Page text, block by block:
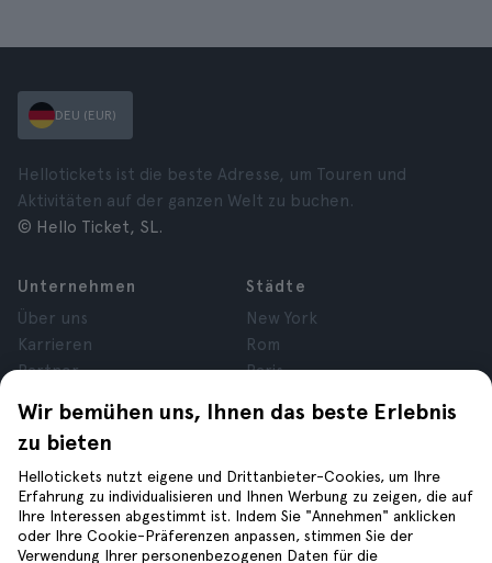
Wir bemühen uns, Ihnen das beste Erlebnis
zu bieten
Hellotickets nutzt eigene und Drittanbieter-Cookies, um Ihre
Erfahrung zu individualisieren und Ihnen Werbung zu zeigen, die auf
Ihre Interessen abgestimmt ist. Indem Sie "Annehmen" anklicken
oder Ihre Cookie-Präferenzen anpassen, stimmen Sie der
Verwendung Ihrer personenbezogenen Daten für die
DEU (EUR)
Hellotickets ist die beste Adresse, um Touren und
Aktivitäten auf der ganzen Welt zu buchen.
© Hello Ticket, SL.
Unternehmen
Über uns
Karrieren
Partner
Datenschutz
Allgemeine
Geschäftsbedingungen
Cookies
Impressum
Städte
New York
Rom
Paris
Granada
Teneriffa